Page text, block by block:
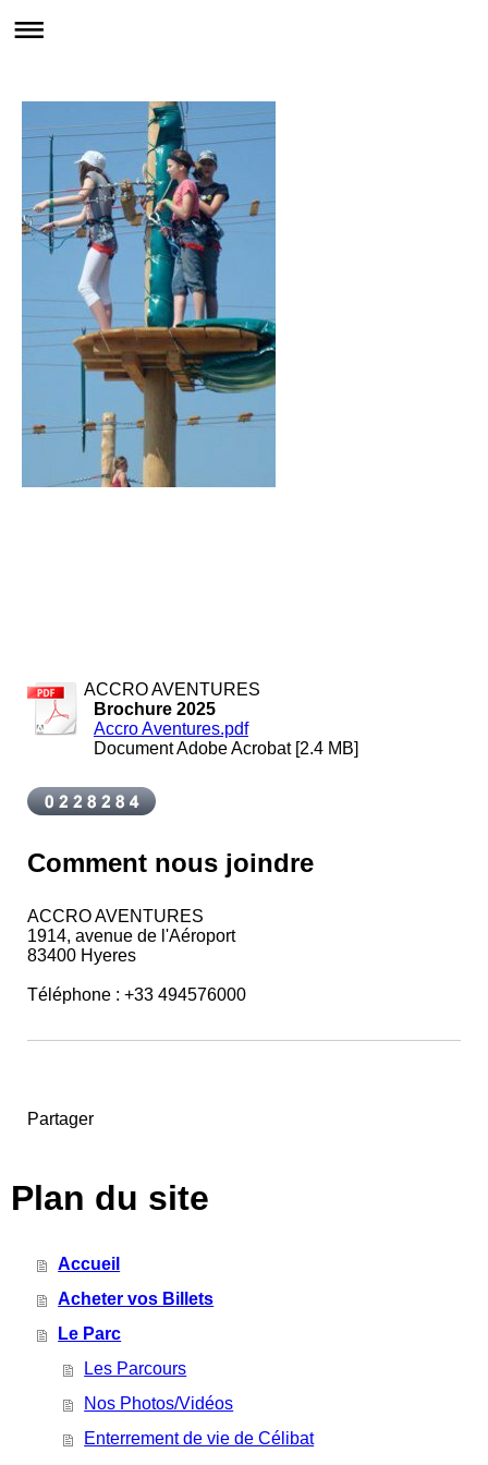
ACCRO AVENTURES
Brochure 2025
Accro Aventures.pdf
Document Adobe Acrobat [2.4 MB]
Comment nous joindre
ACCRO AVENTURES
1914, avenue de l'Aéroport
83400 Hyeres
Téléphone : +33 494576000
Partager
Plan du site
Accueil
Acheter vos Billets
Le Parc
Les Parcours
Nos Photos/Vidéos
Enterrement de vie de Célibat